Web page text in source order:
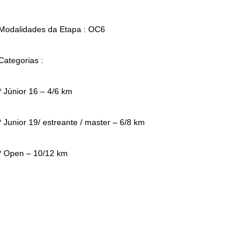
da Etapa : OC6
:
Júnior 16 – 4/6 km
Junior 19/ estreante / master – 6/8 km
Open – 10/12 km